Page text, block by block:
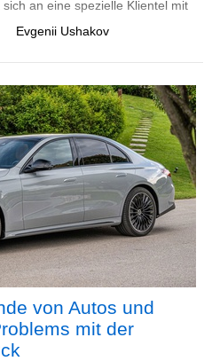
an eine spezielle Klientel mit
Evgenii Ushakov
von Autos und
mit der